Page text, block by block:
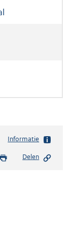
Informatie
Delen